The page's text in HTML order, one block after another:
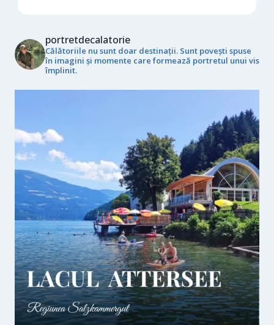
portretdecalatorie
Călătoriile nu sunt doar destinații. Sunt povești spuse
în imagini și momente care formează portretul unui vis
împlinit.